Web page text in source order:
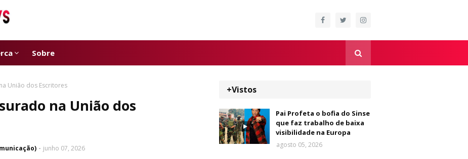
Sobre
União dos Escritores
na União dos
junho 07, 2026
+Vistos
Pai Profeta o bofia do Sinse
que faz trabalho de baixa
visibilidade na Europa
agosto 05, 2026